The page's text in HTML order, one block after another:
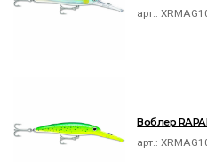
арт.:
Воблер
арт.: